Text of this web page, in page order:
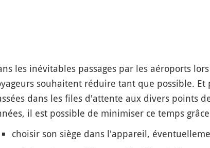
les inévitables passages par les aéroports
souhaitent réduire tant que possible. Et
dans les files d'attente aux divers points
il est possible de minimiser ce temps
choisir son siège dans l'appareil,